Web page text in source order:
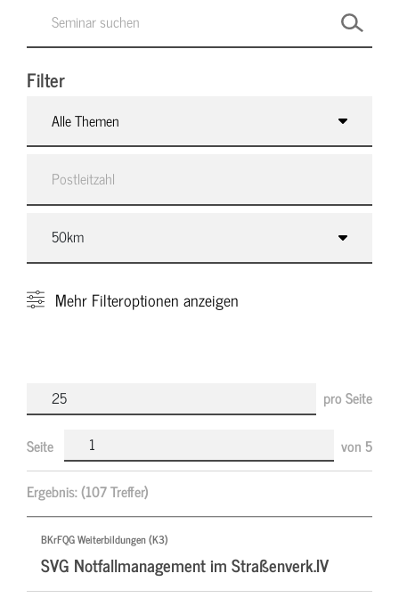
Filter
Alle Themen
Mehr Filteroptionen anzeigen
pro Seite
Seite von 5
Ergebnis:(107 Treffer)
BKrFQG Weiterbildungen (K3)
SVG Notfallmanagement im Straßenverk.IV